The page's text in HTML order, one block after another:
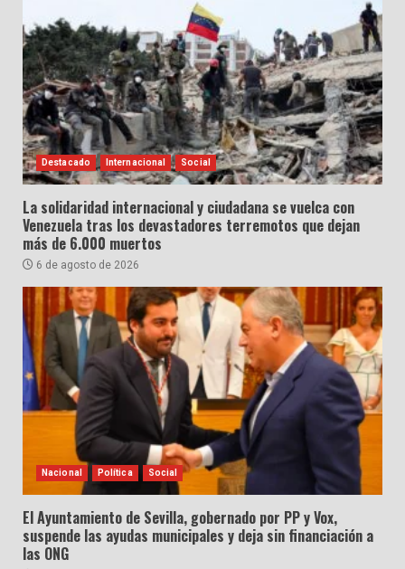
Destacado Internacional Social
La solidaridad internacional y ciudadana se vuelca con
Venezuela tras los devastadores terremotos que dejan
más de 6.000 muertos
6 de agosto de 2026
Nacional Política Social
El Ayuntamiento de Sevilla, gobernado por PP y Vox,
suspende las ayudas municipales y deja sin financiación a
las ONG